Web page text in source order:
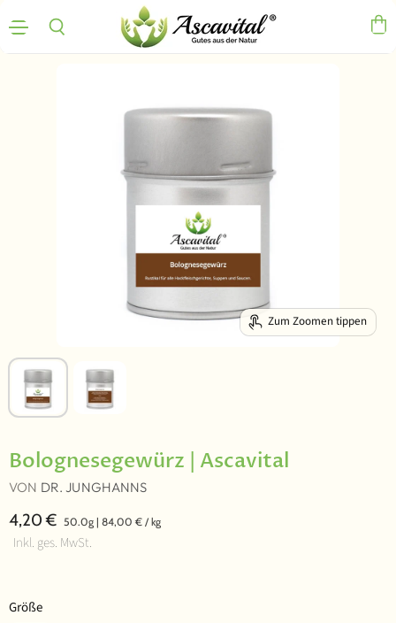
Zum Zoomen tippen
Bolognesegewürz | Ascavital
VON DR. JUNGHANNS
4,20 € 50.0g| 84,00 €/ kg
Inkl. ges. MwSt.
Größe